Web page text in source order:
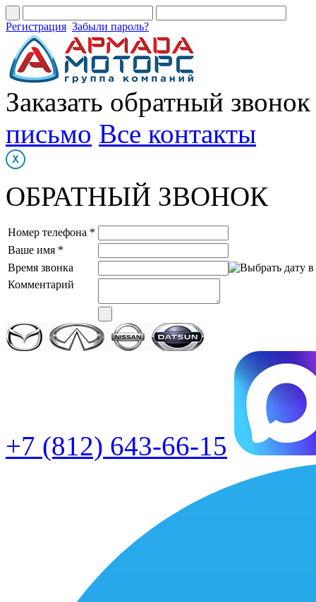
Регистрация Забыли пароль?
Заказать обратный звонок
письмо Все контакты
ОБРАТНЫЙ ЗВОНОК
Номер телефона *
Ваше имя *
Время звонка
Комментарий
+7 (812) 643-66-15